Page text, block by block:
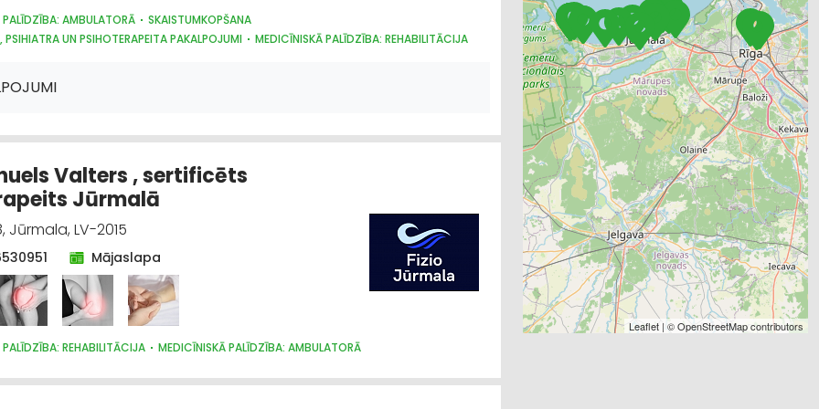
AMBULATORĀ
SKAISTUMKOPŠANA
PSIHIATRA UN PSIHOTERAPEITA PAKALPOJUMI
MEDICĪNISKĀ PALĪDZĪBA: REHABILITĀCIJA
Valters , sertificēts
Jūrmalā
Jūrmala, LV-2015
Mājaslapa
REHABILITĀCIJA MEDICĪNISKĀ PALĪDZĪBA: AMBULATORĀ
Leaflet | ©OpenStreetMapcontributors